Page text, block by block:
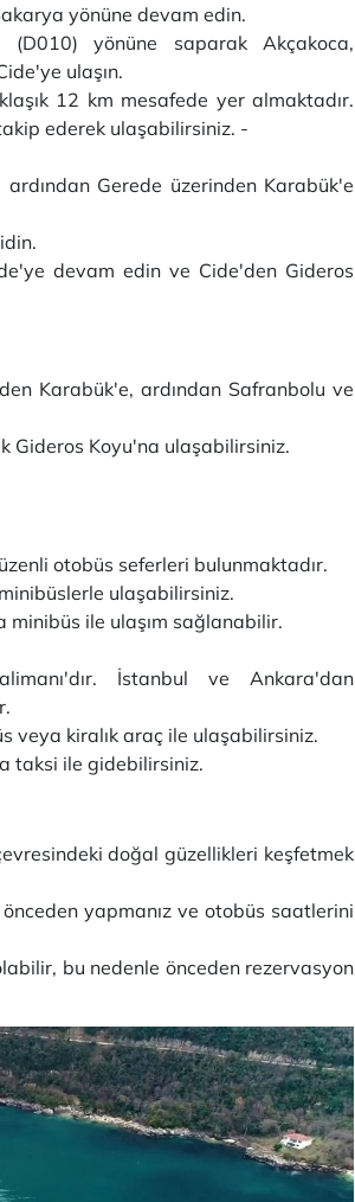
yönüne devam edin.
yönüne saparak Akçakoca,
ulaşın.
12 km mesafede yer almaktadır.
ederek ulaşabilirsiniz. -
Gerede üzerinden Karabük'e
devam edin ve Cide'den Gideros
Karabük'e, ardından Safranbolu ve
Gideros Koyu'na ulaşabilirsiniz.
otobüs seferleri bulunmaktadır.
ulaşabilirsiniz.
minibüs ile ulaşım sağlanabilir.
İstanbul ve Ankara'dan
veya kiralık araç ile ulaşabilirsiniz.
taksi ile gidebilirsiniz.
doğal güzellikleri keşfetmek
önceden yapmanız ve otobüs saatlerini
bu nedenle önceden rezervasyon